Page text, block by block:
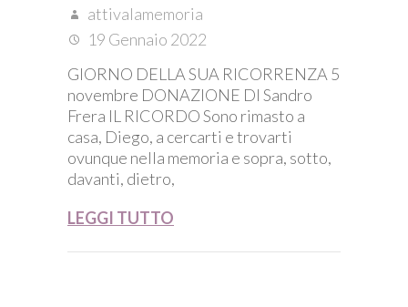
attivalamemoria
19 Gennaio 2022
GIORNO DELLA SUA RICORRENZA 5
novembre DONAZIONE DI Sandro
Frera IL RICORDO Sono rimasto a
casa, Diego, a cercarti e trovarti
ovunque nella memoria e sopra, sotto,
davanti, dietro,
LEGGI TUTTO